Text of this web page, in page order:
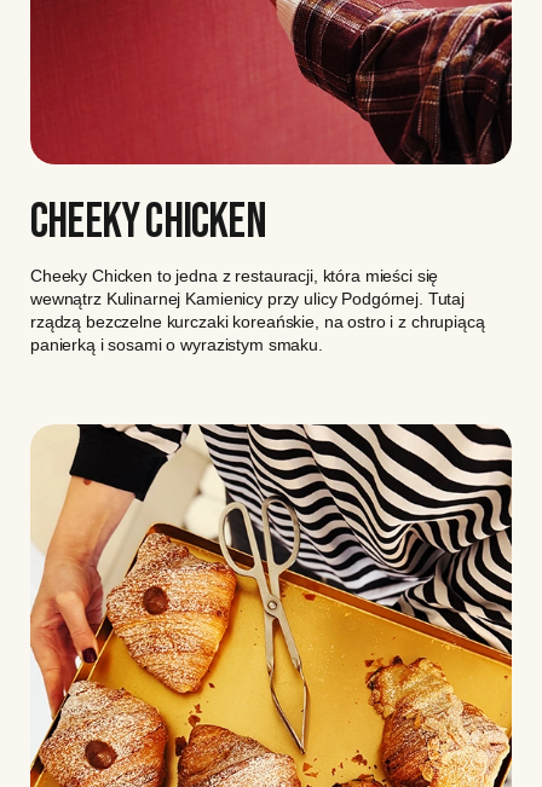
CHEEKY CHICKEN
Cheeky Chicken to jedna z restauracji, która mieści się
wewnątrz Kulinarnej Kamienicy przy ulicy Podgórnej. Tutaj
rządzą bezczelne kurczaki koreańskie, na ostro i z chrupiącą
panierką i sosami o wyrazistym smaku.